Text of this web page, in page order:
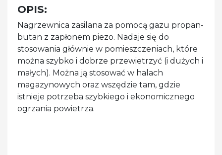
OPIS:
Nagrzewnica zasilana za pomocą gazu propan-
butan z zapłonem piezo. Nadaje się do
stosowania głównie w pomieszczeniach, które
można szybko i dobrze przewietrzyć (i dużych i
małych). Można ją stosować w halach
magazynowych oraz wszędzie tam, gdzie
istnieje potrzeba szybkiego i ekonomicznego
ogrzania powietrza.